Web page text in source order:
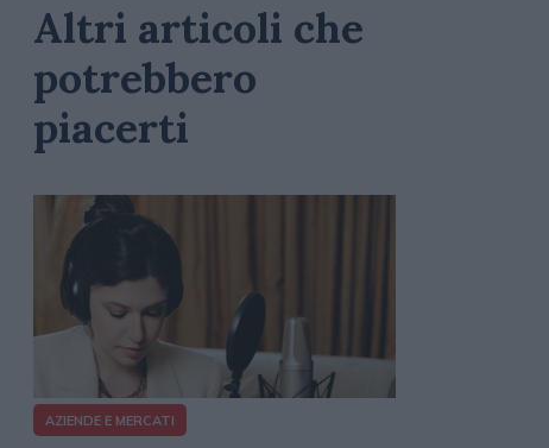
Altri articoli che
potrebbero
piacerti
AZIENDE E MERCATI